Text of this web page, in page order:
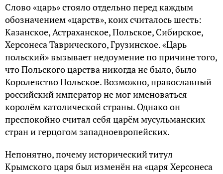
Слово «царь» стояло отдельно перед каждым
обозначением «царств», коих считалось шесть:
Казанское, Астраханское, Польское, Сибирское,
Херсонеса Таврического, Грузинское. «Царь
польский» вызывает недоумение по причине того,
что Польского царства никогда не было, было
Королевство Польское. Возможно, православный
российский император не мог именоваться
королём католической страны. Однако он
преспокойно считал себя царём мусульманских
стран и герцогом западноевропейских.
Непонятно, почему исторический титул
Крымского царя был изменён на «царя Херсонеса